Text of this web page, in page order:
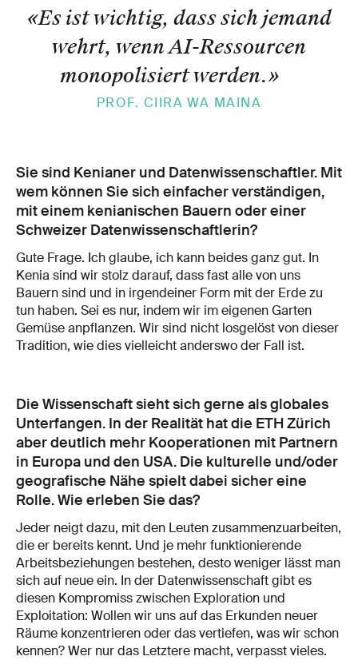
«Es ist wichtig, dass sich jemand
wehrt, wenn AI-Ressourcen
monopolisiert werden.»
PROF. CIIRA WA MAINA
Sie sind Kenianer und Datenwissenschaftler. Mit
wem können Sie sich einfacher verständigen,
mit einem kenianischen Bauern oder einer
Schweizer Datenwissenschaftlerin?
Gute Frage. Ich glaube, ich kann beides ganz gut. In
Kenia sind wir stolz darauf, dass fast alle von uns
Bauern sind und in irgendeiner Form mit der Erde zu
tun haben. Sei es nur, indem wir im eigenen Garten
Gemüse anpflanzen. Wir sind nicht losgelöst von dieser
Tradition, wie dies vielleicht anderswo der Fall ist.
Die Wissenschaft sieht sich gerne als globales
Unterfangen. In der Realität hat die ETH Zürich
aber deutlich mehr Kooperationen mit Partnern
in Europa und den USA. Die kulturelle und/oder
geografische Nähe spielt dabei sicher eine
Rolle. Wie erleben Sie das?
Jeder neigt dazu, mit den Leuten zusammenzuarbeiten,
die er bereits kennt. Und je mehr funktionierende
Arbeitsbeziehungen bestehen, desto weniger lässt man
sich auf neue ein. In der Datenwissenschaft gibt es
diesen Kompromiss zwischen Exploration und
Exploitation: Wollen wir uns auf das Erkunden neuer
Räume konzentrieren oder das vertiefen, was wir schon
kennen? Wer nur das Letztere macht, verpasst vieles.